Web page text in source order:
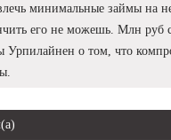
минимальные займы на
его не можешь. Млн руб
Урпилайнен о том, что